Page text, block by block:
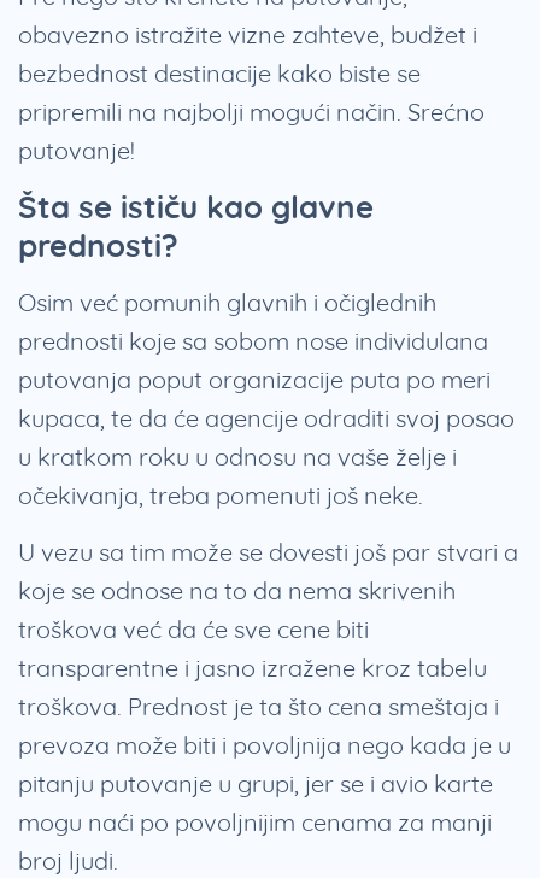
obavezno istražite vizne zahteve, budžet i
bezbednost destinacije kako biste se
pripremili na najbolji mogući način. Srećno
putovanje!
Šta se ističu kao glavne
prednosti?
Osim već pomunih glavnih i očiglednih
prednosti koje sa sobom nose individulana
putovanja poput organizacije puta po meri
kupaca, te da će agencije odraditi svoj posao
u kratkom roku u odnosu na vaše želje i
očekivanja, treba pomenuti još neke.
U vezu sa tim može se dovesti još par stvari a
koje se odnose na to da nema skrivenih
troškova već da će sve cene biti
transparentne i jasno izražene kroz tabelu
troškova. Prednost je ta što cena smeštaja i
prevoza može biti i povoljnija nego kada je u
pitanju putovanje u grupi, jer se i avio karte
mogu naći po povoljnijim cenama za manji
broj ljudi.